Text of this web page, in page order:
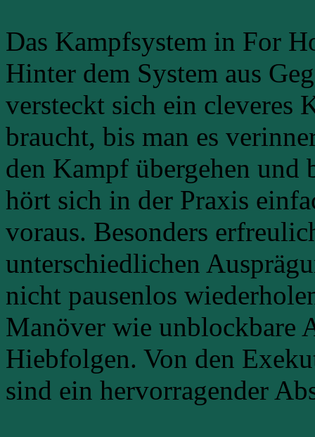
Das Kampfsystem in For
Hinter dem System aus
versteckt sich ein cleveres
braucht, bis man es
den Kampf übergehen und
hört sich in der Praxis
voraus. Besonders
unterschiedlichen
nicht pausenlos
Manöver wie unblockbare
Hiebfolgen. Von den
sind ein hervorragender